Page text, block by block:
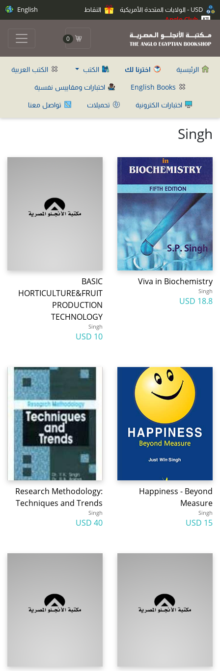
النقاط
Anglo Club
English
0
الرئيسية اخترنا لك الكتب
الكتب العربية
اختبارات ومقاييس نفسية
اختبارات الكترونية
تحميلات تواصل معنا
Singh
Viva in Biochemistry
Singh
18.8 USD
BASIC
HORTICULTURE&FRUIT
PRODUCTION
TECHNOLOGY
Singh
10 USD
Happiness - Beyond
Measure
Singh
15 USD
Research Methodology:
Techniques and Trends
Singh
40 USD